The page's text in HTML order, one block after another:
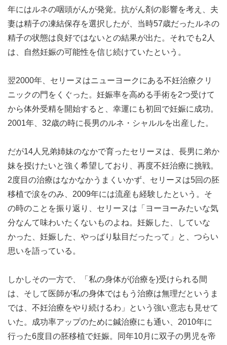
年にはルネの咽頭がんが発覚。抗がん剤の影響を考え、夫
妻は精子の凍結保存を選択したが、当時57歳だったルネの
精子の状態は良好ではないとの結果が出た。それでも2人
は、自然妊娠の可能性を信じ続けていたという。
翌2000年、セリーヌはニューヨークにある不妊治療クリ
ニックの門をくぐった。妊娠率を高める手術を2つ受けて
から体外受精を開始すると、幸運にも初回で妊娠に成功。
2001年、32歳の時に長男のルネ・シャルルを出産した。
だが14人兄弟姉妹のなかで育ったセリーヌは、長男に弟か
妹を授けたいと強く希望しており、再度不妊治療に挑戦。
2度目の治療はなかなかうまくいかず、セリーヌは5回の胚
移植で涙をのみ、2009年には流産も経験したという。そ
の時のことを振り返り、セリーヌは「ヨーヨーみたいな気
分なんて味わいたくないものよね。妊娠した、していな
かった、妊娠した、やっぱり駄目だったって」と、つらい
思いを語っている。
しかしその一方で、「私の身体が(治療を)受けられる間
は、そして医師が私の身体ではもう治療は無理だというま
では、不妊治療をやり続けるわ」という強い意志も見せて
いた。成功率アップのために鍼治療にも通い、2010年に
行った6度目の胚移植で妊娠。同年10月に双子の男児を帝